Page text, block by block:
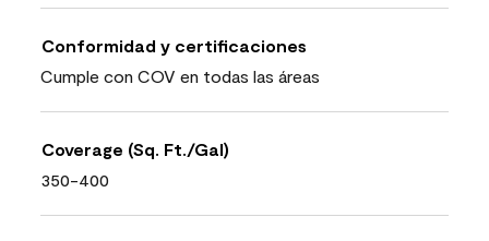
Conformidad y certificaciones
Cumple con COV en todas las áreas
Coverage (Sq. Ft./Gal)
350-400